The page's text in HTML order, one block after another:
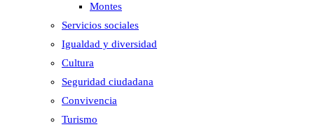
Montes
Servicios sociales
Igualdad y diversidad
Cultura
Seguridad ciudadana
Convivencia
Turismo